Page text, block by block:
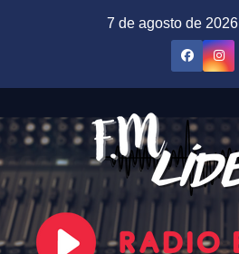
7 de agosto de 2026